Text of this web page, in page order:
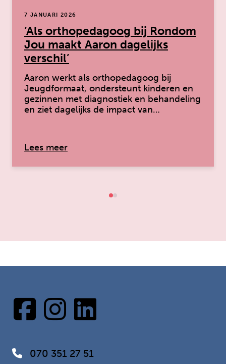
‘Als orthopedagoog bij Rondom
Jou maakt Aaron dagelijks
verschil’
7 JANUARI 2026
Aaron werkt als orthopedagoog bij
Jeugdformaat, ondersteunt kinderen en
gezinnen met diagnostiek en behandeling
en ziet dagelijks de impact van…
Lees meerover: ‘Als orthopedagoog bij
070 351 27 51